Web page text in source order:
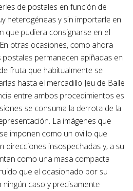
de postales en función de
heterogéneas y sin importarle en
que pudiera consignarse en el
otras ocasiones, como ahora
postales permanecen apiñadas en
fruta que habitualmente se
hasta el mercadillo Jeu de Balle
entre ambos procedimientos es
se consuma la derrota de la
La imágenes que
imponen como un ovillo que
direcciones insospechadas y, a su
como una masa compacta
que el ocasionado por su
caso y precisamente